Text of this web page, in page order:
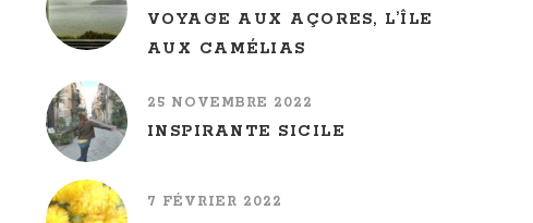
VOYAGE AUX AÇORES, L’ÎLE
AUX CAMÉLIAS
25 NOVEMBRE 2022
INSPIRANTE SICILE
7 FÉVRIER 2022